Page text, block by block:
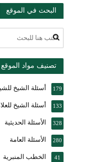
البحث في الموقع
تصنيف مواد الموقع
أسئلة الشيخ 179
أسئلة الشيخ 133
الأسئلة الحديثية 328
الأسئلة العامة 280
الخطب المنبرية 41